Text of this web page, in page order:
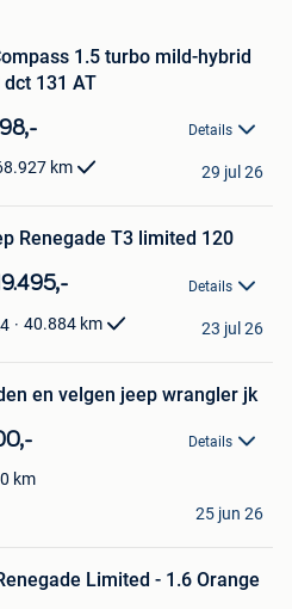
1.5 turbo mild-hybrid
131 AT
Details
km 29 jul 26
Renegade T3 limited 120
Details
40.884 km 23 jul 26
en velgen jeep wrangler jk
Details
0 km
25 jun 26
Limited - 1.6 Orange